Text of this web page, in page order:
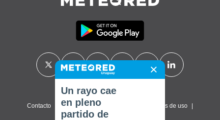
Contacto Sobre nosotros Términos de uso
Un rayo cae
en pleno
partido de